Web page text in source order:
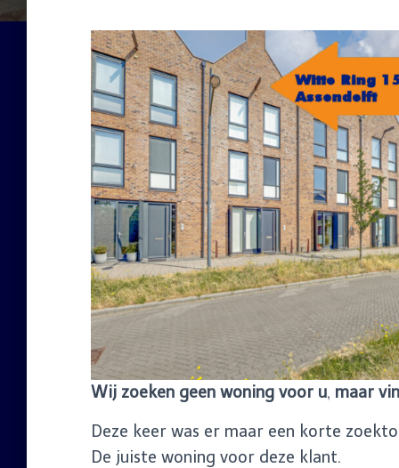
Wij zoeken geen woning voor u, maar
Deze keer was er maar een korte
De juiste woning voor deze klant.